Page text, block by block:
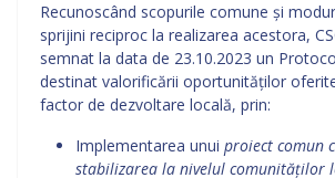
Recunoscând scopurile comune și
sprijini reciproc la realizarea acestora,
semnat la data de 23.10.2023 un
destinat valorificării oportunităților
factor de dezvoltare locală, prin:
Implementarea unui proiect comun
stabilizarea la nivelul comunităților